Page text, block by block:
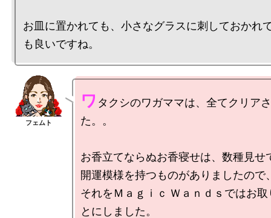
お皿に置かれても、小さなグラスに刺しておかれ
ワ タクシのワガママは、全てクリア
た。。
お香立てならぬお香寝せは、数種見せ
開運模様を持つものがありましたので
それをＭａｇｉｃ Ｗａｎｄｓではお
とにしました。